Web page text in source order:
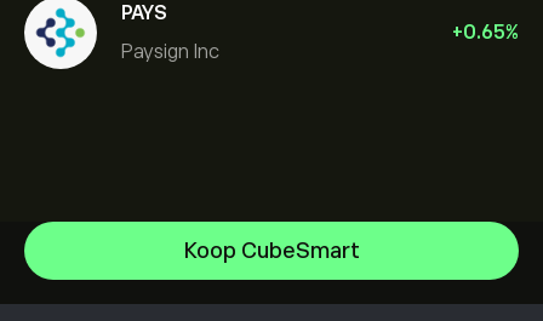
PAYS
Paysign Inc
+0.65%
Koop CubeSmart
NVIDIA Corporation
Amazon.com Inc